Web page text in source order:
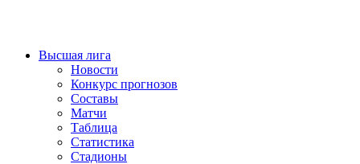
Высшая лига
Новости
Конкурс прогнозов
Составы
Матчи
Таблица
Статистика
Стадионы